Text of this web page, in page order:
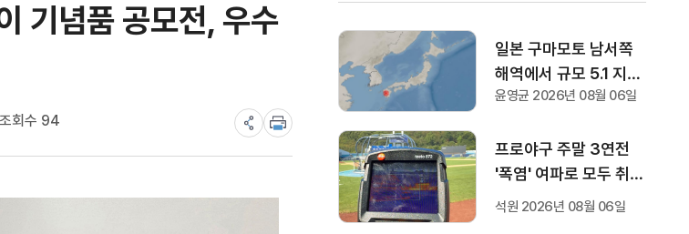
기념품 공모전, 우수
조회수 94
일본 구마모토 남서쪽
해역에서 규모 5.1 지진
발생
윤영균 2026년 08월 06일
프로야구 주말 3연전
'폭염' 여파로 모두 취소
···다음 주 화요일부터 오
석원 2026년 08월 06일